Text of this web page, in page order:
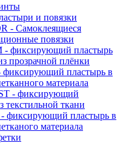
и повязки
- Самоклеящиеся
повязки
- фиксирующий пластырь
прозрачной плёнки
пластырь в
материала
- фиксирующий
текстильной ткани
фиксирующий пластырь в
материала